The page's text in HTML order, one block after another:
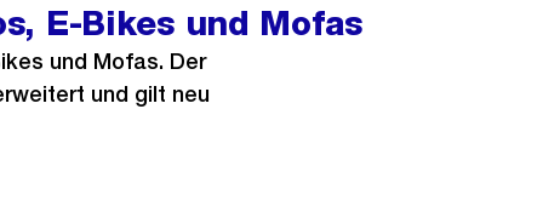
E-Bikes und Mofas
und Mofas. Der
und gilt neu